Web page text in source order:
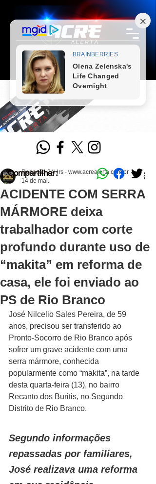
ACIDENTE COM SERRA
MÁRMORE deixa
trabalhador com corte
profundo durante uso de
“makita” em reforma de
casa, ele foi enviado ao
PS de Rio Branco
Redação 24Hrs - www.acrealerta.com.br
14 de mai.
José Nilcelio Sales Pereira, de 59
anos, precisou ser transferido ao
Pronto-Socorro de Rio Branco após
sofrer um grave acidente com uma
serra mármore, conhecida
popularmente como “makita”, na tarde
desta quarta-feira (13), no bairro
Recanto dos Buritis, no Segundo
Distrito de Rio Branco.
Segundo informações
repassadas por familiares,
José realizava uma reforma
Compartilhar: